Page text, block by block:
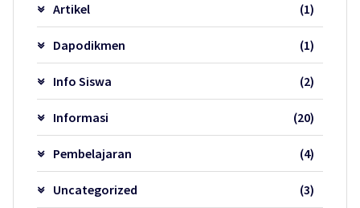
Artikel (1)
Dapodikmen (1)
Info Siswa (2)
Informasi (20)
Pembelajaran (4)
Uncategorized (3)